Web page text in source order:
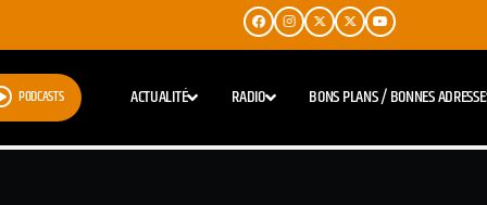
PODCASTS ACTUALITÉ RADIO BONS PLANS / BONNES